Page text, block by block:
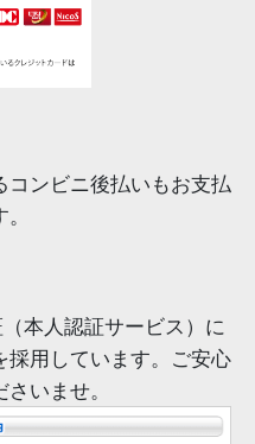
コンビニ後払いもお支払
本人認証サービス）に
採用しています。ご安心
いませ。